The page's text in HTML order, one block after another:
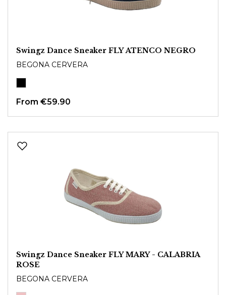
Swingz Dance Sneaker FLY ATENCO NEGRO
BEGONA CERVERA
From €59.90
Swingz Dance Sneaker FLY MARY - CALABRIA
ROSE
BEGONA CERVERA